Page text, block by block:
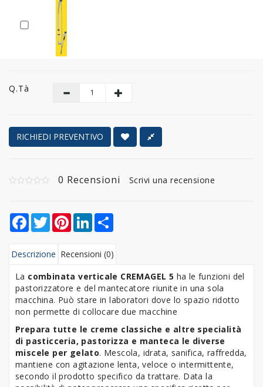
Q.tà
RICHIEDI PREVENTIVO
0 Recensioni Scrivi una recensione
Facebook
TwitterPinterestLinkedIn
Descrizione Recensioni (0)
La combinata verticale CREMAGEL 5 ha le funzioni del
pastorizzatore e del mantecatore riunite in una sola
macchina. Può stare in laboratori dove lo spazio ridotto
non permette di collocare due macchine
Prepara tutte le creme classiche e altre specialità
di pasticceria, pastorizza e manteca le diverse
miscele per gelato. Mescola, idrata, sanifica, raffredda,
mantiene con agitazione lenta, veloce o intermittente,
secondo il prodotto specifico da trattare. Data la